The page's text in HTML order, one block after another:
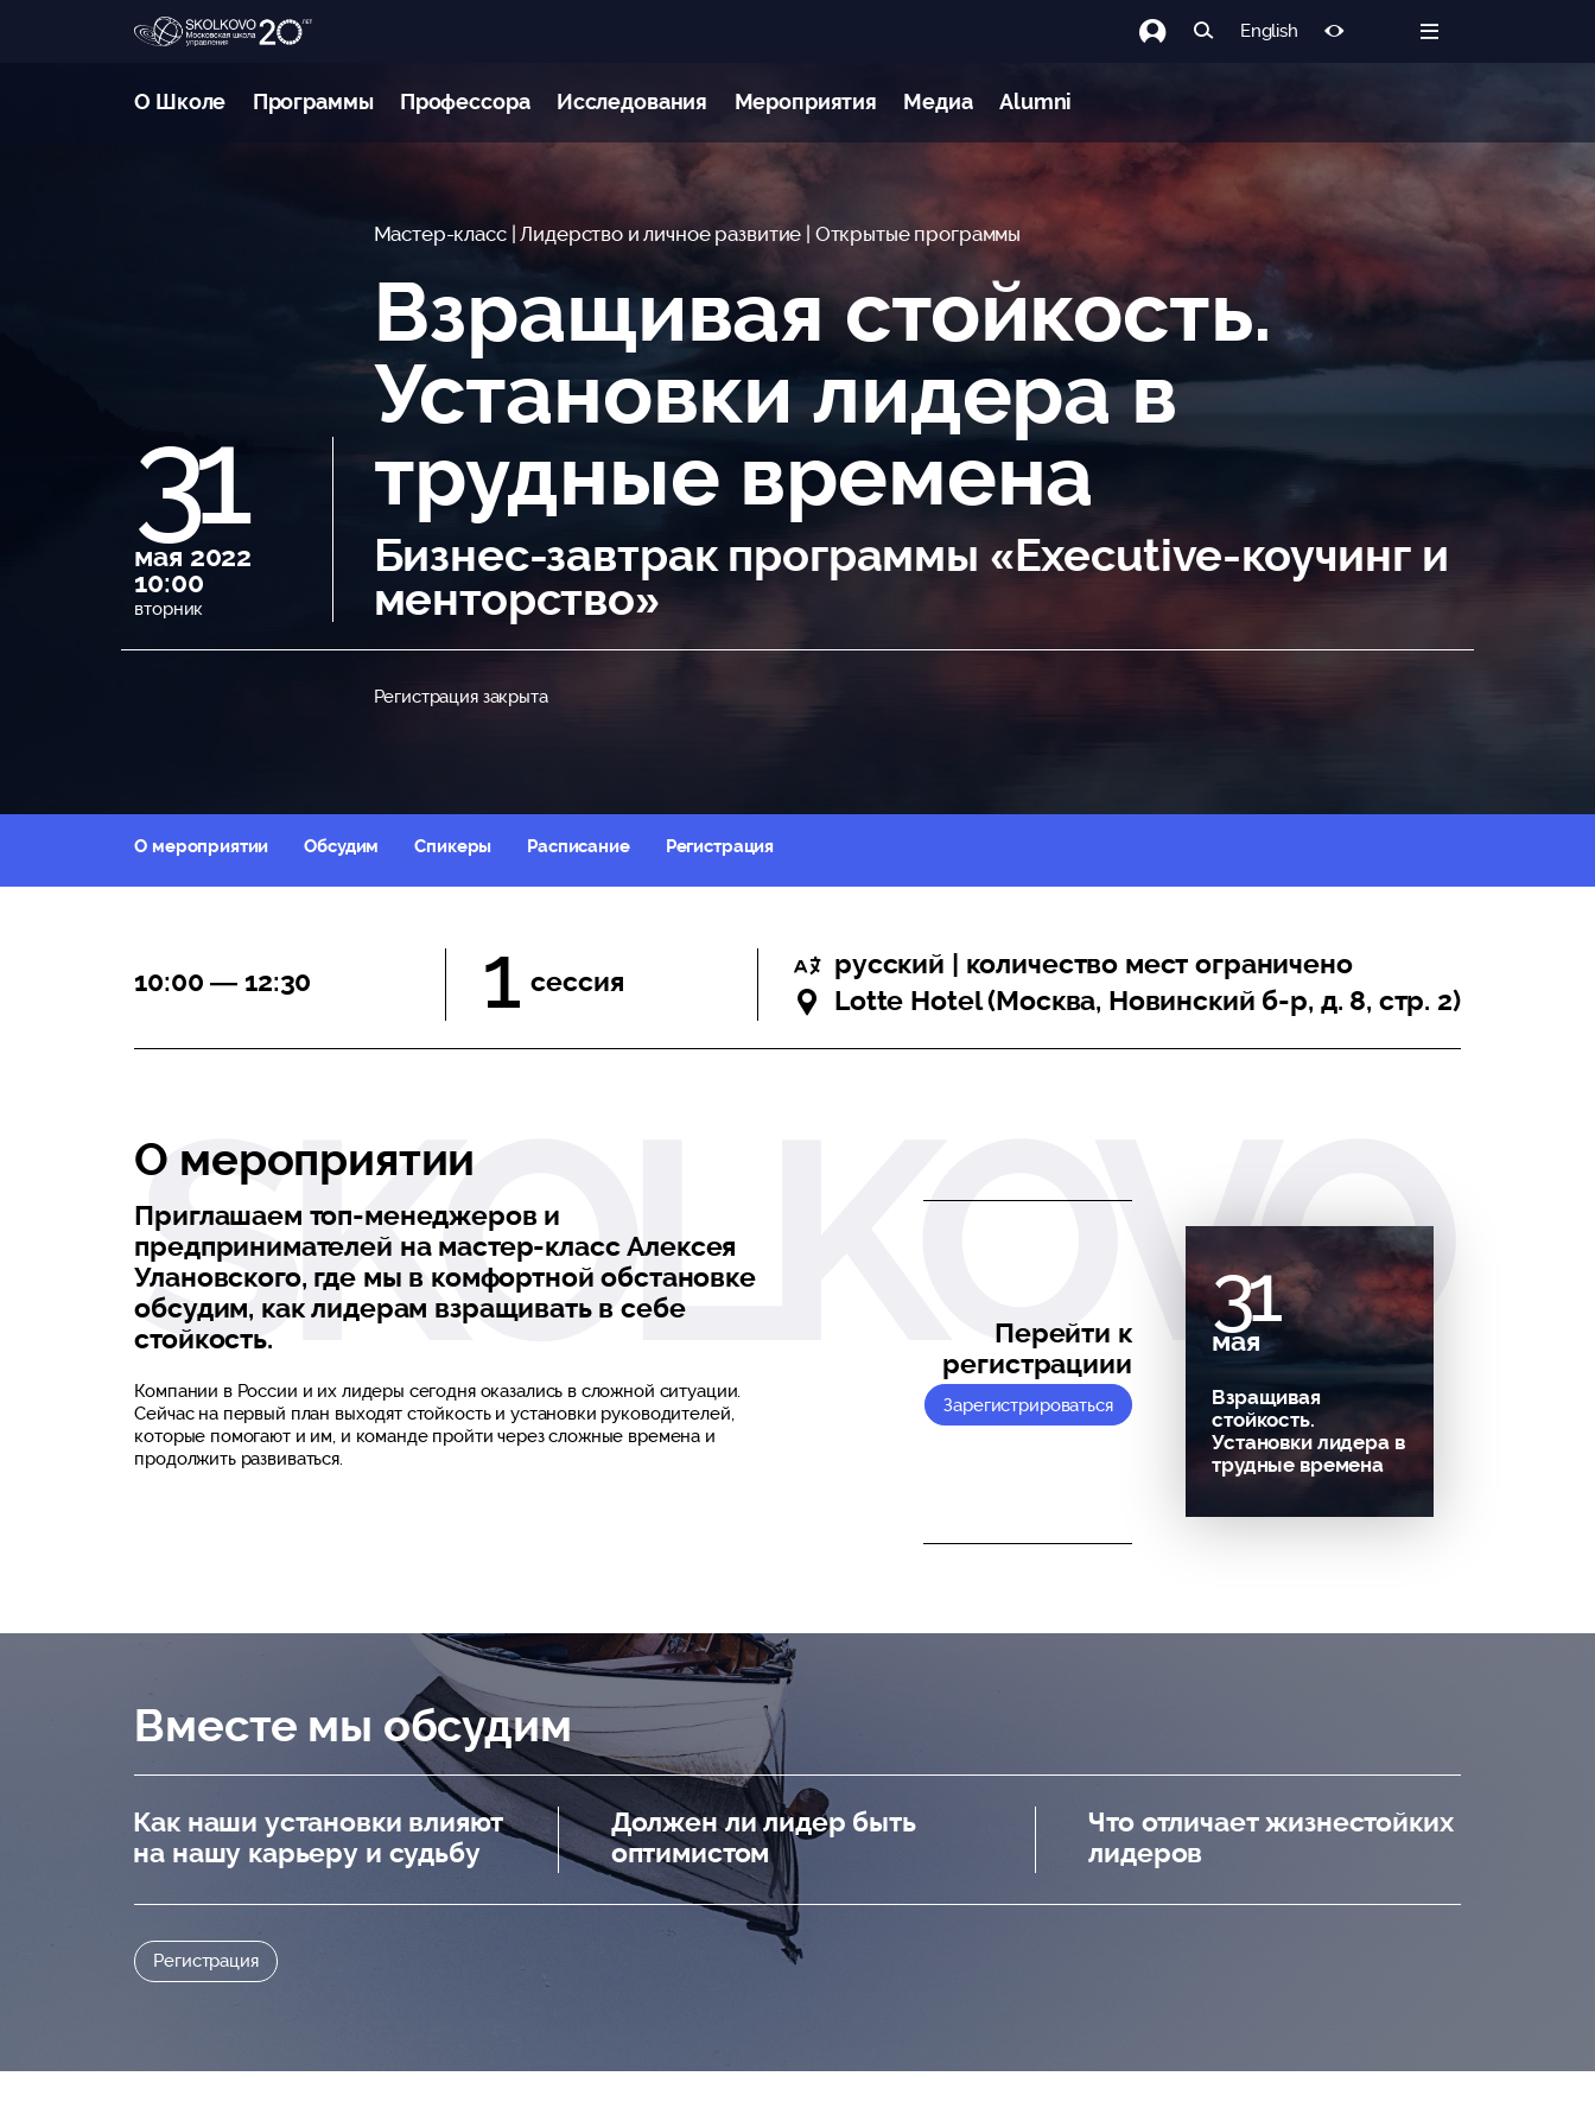
English
О Школе Программы Профессора Исследования Мероприятия Медиа Alumni
31
мая 2022
10:00
вторник
Мастер-класс | Лидерство и личное развитие | Открытые программы
Взращивая стойкость.
Установки лидера в
трудные времена
Бизнес-завтрак программы «Executive-коучинг и
менторство»
Регистрация закрыта
О мероприятии Обсудим Спикеры Расписание Регистрация
10:00 — 12:30 1 сессия
русский | количество мест ограничено
Lotte Hotel (Москва, Новинский б-р, д. 8, стр. 2)
О мероприятии
Приглашаем топ-менеджеров и
предпринимателей на мастер-класс Алексея
Улановского, где мы в комфортной обстановке
обсудим, как лидерам взращивать в себе
стойкость.
Компании в России и их лидеры сегодня оказались в сложной ситуации.
Сейчас на первый план выходят стойкость и установки руководителей,
которые помогают и им, и команде пройти через сложные времена и
продолжить развиваться.
31
мая
Взращивая
стойкость.
Установки лидера в
трудные времена
Перейти к
регистрациии
Зарегистрироваться
Вместе мы обсудим
Как наши установки влияют
на нашу карьеру и судьбу
Должен ли лидер быть
оптимистом
Что отличает жизнестойких
лидеров
Регистрация